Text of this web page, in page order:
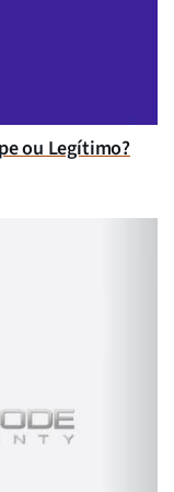
ou Legítimo?